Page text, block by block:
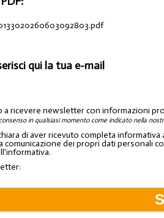
qui la tua e-mail
a ricevere newsletter con informazioni
in qualsiasi momento come indicato nella
di aver ricevuto completa informativa
comunicazione dei propri dati personali